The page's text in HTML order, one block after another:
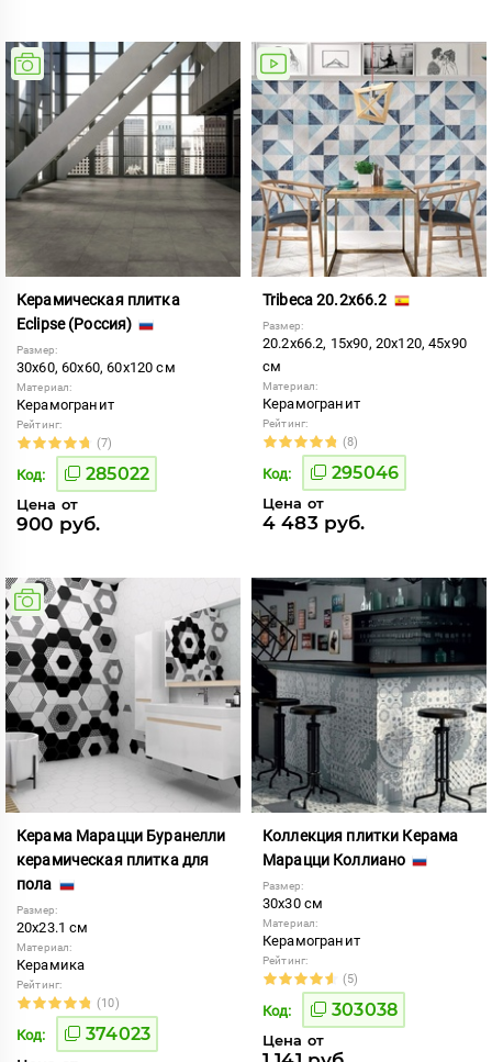
Керамическая плитка
Eclipse (Россия)
Размер:
30x60, 60x60, 60x120 см
Материал:
Керамогранит
Рейтинг:
(7)
Код: 285022
Цена от
900 руб.
Tribeca 20.2x66.2
Размер:
20.2x66.2, 15x90, 20x120, 45x90
см
Материал:
Керамогранит
Рейтинг:
(8)
Код: 295046
Цена от
4 483 руб.
Керама Марацци Буранелли
керамическая плитка для
пола
Размер:
20x23.1 см
Материал:
Керамика
Рейтинг:
(10)
Код: 374023
Коллекция плитки Керама
Марацци Коллиано
Размер:
30x30 см
Материал:
Керамогранит
Рейтинг:
(5)
Код: 303038
Цена от